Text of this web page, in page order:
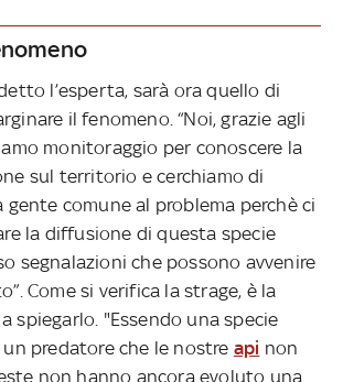
l’esperta, sarà ora quello di
il fenomeno. “Noi, grazie agli
monitoraggio per conoscere la
sul territorio e cerchiamo di
gente comune al problema perchè ci
la diffusione di questa specie
segnalazioni che possono avvenire
Come si verifica la strage, è la
spiegarlo. "Essendo una specie
predatore che le nostre api non
non hanno ancora evoluto una